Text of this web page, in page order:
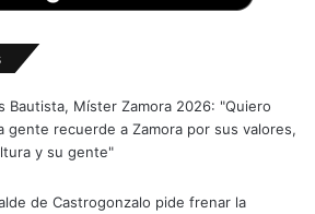
Bautista, Míster Zamora 2026: "Quiero
gente recuerde a Zamora por sus valores,
y su gente"
de Castrogonzalo pide frenar la